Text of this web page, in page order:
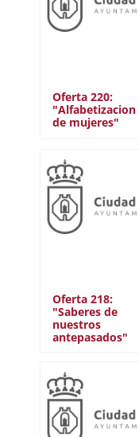
Cultural
Deportivo
Comunitario
Protección civil
Oferta 220:
"Alfabetizacion
de mujeres"
Oferta 218:
"Saberes de
nuestros
antepasados"